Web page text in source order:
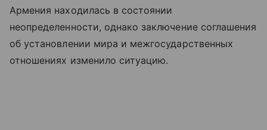
Армения находилась в состоянии
неопределенности, однако заключение соглашения
об установлении мира и межгосударственных
отношениях изменило ситуацию.